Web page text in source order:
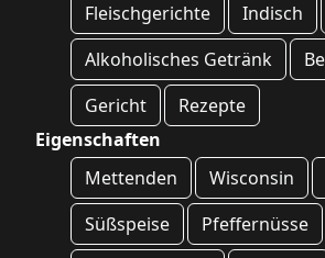
Fleischgerichte
Indisch
Alkoholisches Getränk
Gericht
Rezepte
Eigenschaften
Mettenden
Wisconsin
Süßspeise
Pfeffernüsse